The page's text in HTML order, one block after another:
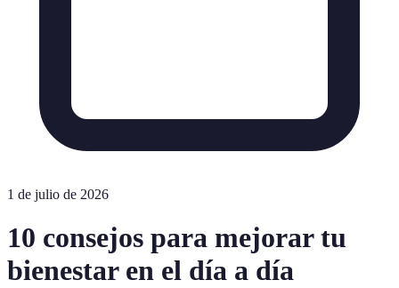
1 de julio de 2026
10 consejos para mejorar tu
bienestar en el día a día